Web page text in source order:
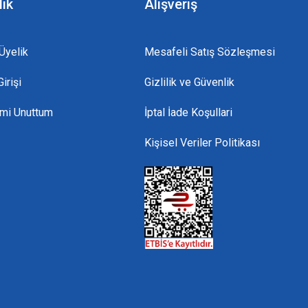
Unuttum
Alışveriş
Mesafeli Satış Sözleşmesi
Gizlilik ve Güvenlik
İptal İade Koşullari
Kişisel Veriler Politikası